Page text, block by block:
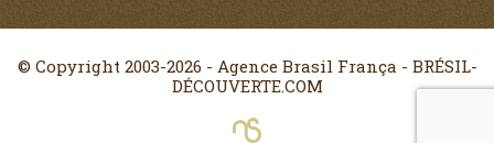
© Copyright 2003-2026 - Agence Brasil França - BRÉSIL-
DÉCOUVERTE.COM